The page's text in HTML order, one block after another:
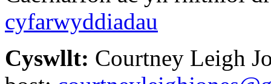
cyfarwyddiadau
Cyswllt: Courtney Leigh